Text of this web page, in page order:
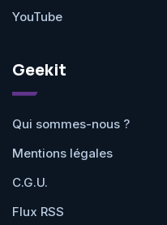
YouTube
Geekit
Qui sommes-nous ?
Mentions légales
C.G.U.
Flux RSS